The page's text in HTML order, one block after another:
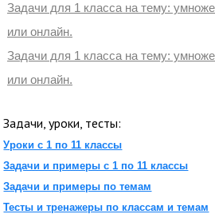
Задачи для 1 класса на тему:
или онлайн.
Задачи для 1 класса на тему:
или онлайн.
Задачи, уроки, тесты:
Уроки с 1 по 11 классы
Задачи и примеры с 1 по 11 классы
Задачи и примеры по темам
Тесты и тренажеры по классам и темам